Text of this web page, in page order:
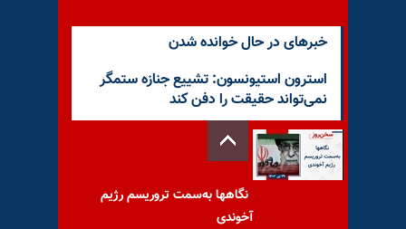
خبرهای در حال خوانده شدن
استرون استیونسون: تشییع جنازه ستمگر
نمی‌تواند حقیقت را دفن کند
نگاهها به‌سمت تروریسم رژیم
آخوندی